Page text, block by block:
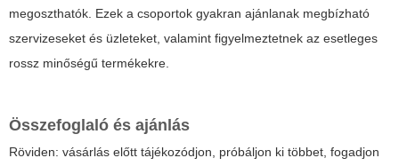
megoszthatók. Ezek a csoportok gyakran ajánlanak megbízható
szervizeseket és üzleteket, valamint figyelmeztetnek az esetleges
rossz minőségű termékekre.
Összefoglaló és ajánlás
Röviden: vásárlás előtt tájékozódjon, próbáljon ki többet, fogadjon